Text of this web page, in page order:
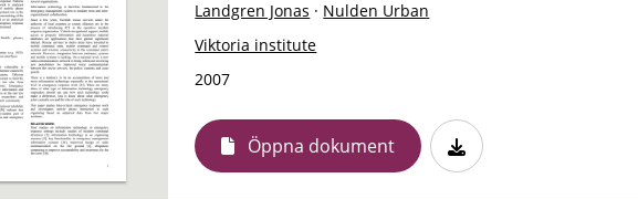
Landgren Jonas · Nulden Urban
Viktoria institute
2007
Öppna dokument